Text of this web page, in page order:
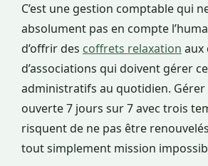
C’est une gestion comptable qui
absolument pas en compte
d’offrir des coffrets relaxation aux
d’associations qui doivent gérer
administratifs au quotidien. Gérer
ouverte 7 jours sur 7 avec trois
risquent de ne pas être renouvelés
tout simplement mission